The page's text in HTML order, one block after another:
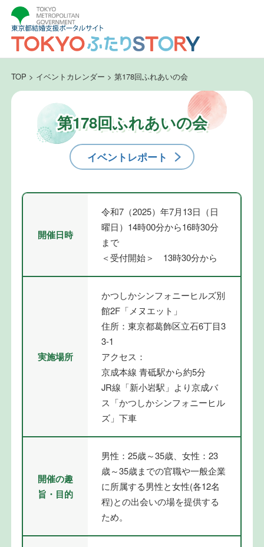
TOP > イベントカレンダー > 第178回ふれあいの会
第178回ふれあいの会
イベントレポート
開催日時
令和7（2025）年7月13日（日
曜日）14時00分から16時30分
まで
＜受付開始＞ 13時30分から
実施場所
かつしかシンフォニーヒルズ別
館2F「メヌエット」
住所：東京都葛飾区立石6丁目3
3-1
アクセス：
京成本線 青砥駅から約5分
JR線「新小岩駅」より京成バ
ス「かつしかシンフォニーヒル
ズ」下車
開催の趣
旨・目的
男性：25歳～35歳、女性：23
歳～35歳までの官職や一般企業
に所属する男性と女性(各12名
程)との出会いの場を提供する
ため。